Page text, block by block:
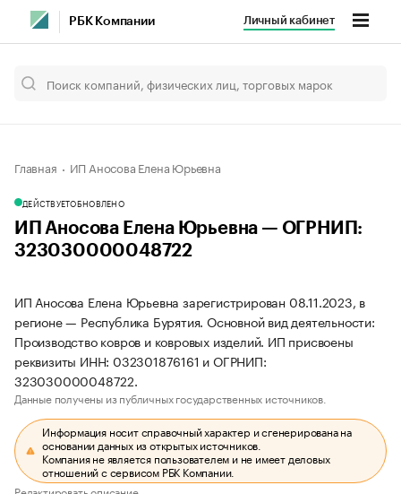
РБК Компании Личный кабинет
Главная ИП Аносова Елена Юрьевна
ДЕЙСТВУЕТОБНОВЛЕНО
ИП Аносова Елена Юрьевна — ОГРНИП:
323030000048722
ИП Аносова Елена Юрьевна зарегистрирован 08.11.2023, в
регионе — Республика Бурятия. Основной вид деятельности:
Производство ковров и ковровых изделий. ИП присвоены
реквизиты ИНН: 032301876161 и ОГРНИП:
323030000048722.
Данные получены из публичных государственных источников.
Информация носит справочный характер и сгенерирована на
основании данных из открытых источников.
Компания не является пользователем и не имеет деловых
отношений с сервисом РБК Компании.